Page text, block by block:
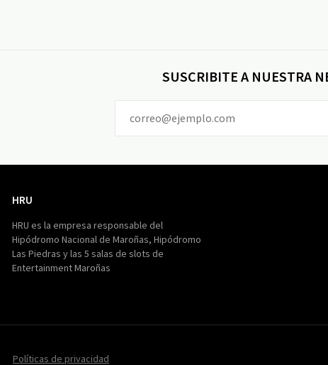
SUSCRIBITE A NUESTRA
HRU
HRU es la empresa responsable del
Hipódromo Nacional de Maroñas, Hipódromo
Las Piedras y las 5 salas de slots de
Entertainment Maroñas
Políticas de privacidad